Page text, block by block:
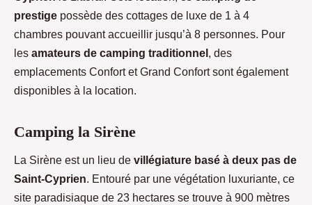
prestige possède des cottages de luxe de 1 à 4
chambres pouvant accueillir jusqu’à 8 personnes. Pour
les amateurs de camping traditionnel , des
emplacements Confort et Grand Confort sont également
disponibles à la location.
Camping la Sirène
La Sirène est un lieu de villégiature basé à deux pas de
Saint-Cyprien. Entouré par une végétation luxuriante, ce
site paradisiaque de 23 hectares se trouve à 900 mètres